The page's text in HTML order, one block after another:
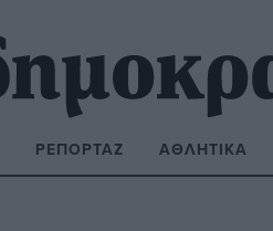
ΡΕΠΟΡΤΆΖ ΑΘΛΗΤΙΚΆ